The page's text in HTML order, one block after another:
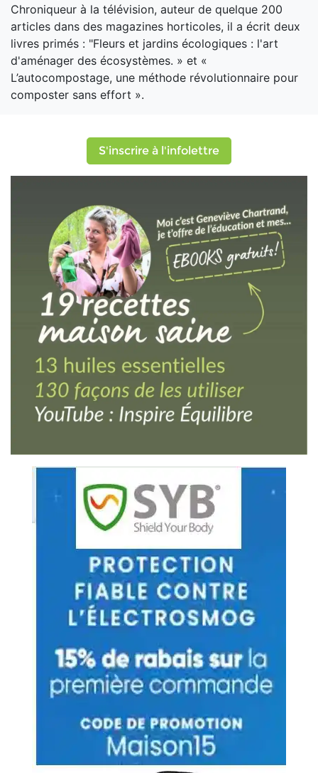
Chroniqueur à la télévision, auteur de quelque 200
articles dans des magazines horticoles, il a écrit deux
livres primés : "Fleurs et jardins écologiques : l'art
d'aménager des écosystèmes. » et «
L’autocompostage, une méthode révolutionnaire pour
composter sans effort ».
S'inscrire à l'infolettre